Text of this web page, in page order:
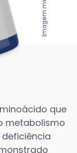
que
metabolismo